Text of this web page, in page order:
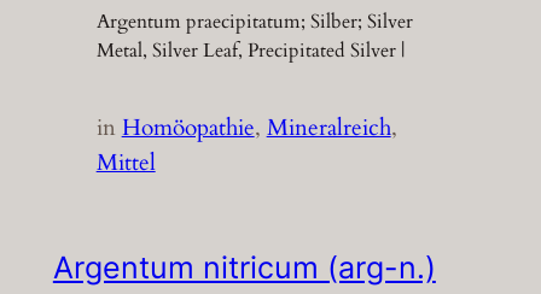
Argentum praecipitatum; Silber; Silver
Metal, Silver Leaf, Precipitated Silver |
inHomöopathie, Mineralreich
Mittel
Argentum nitricum (arg-n.)